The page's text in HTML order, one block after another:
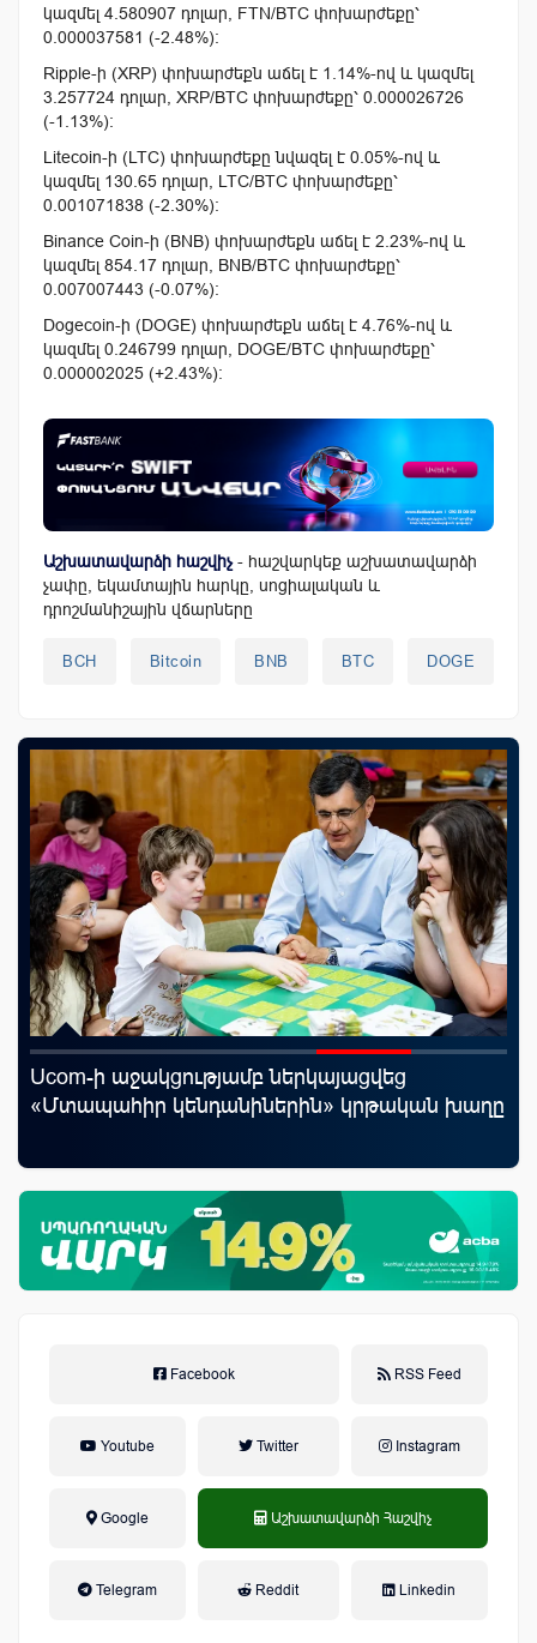
կազմել 4.580907 դոլար, FTN/BTC փոխարժեքը՝
0.000037581 (-2.48%):
Ripple-ի (XRP) փոխարժեքն աճել է 1.14%-ով և կազմել
3.257724 դոլար, XRP/BTC փոխարժեքը՝ 0.000026726
(-1.13%):
Litecoin-ի (LTC) փոխարժեքը նվազել է 0.05%-ով և
կազմել 130.65 դոլար, LTC/BTC փոխարժեքը՝
0.001071838 (-2.30%):
Binance Coin-ի (BNB) փոխարժեքն աճել է 2.23%-ով և
կազմել 854.17 դոլար, BNB/BTC փոխարժեքը՝
0.007007443 (-0.07%):
Dogecoin-ի (DOGE) փոխարժեքն աճել է 4.76%-ով և
կազմել 0.246799 դոլար, DOGE/BTC փոխարժեքը՝
0.000002025 (+2.43%):
Աշխատավարձի հաշվիչ - հաշվարկեք աշխատավարձի
չափը, եկամտային հարկը, սոցիալական և
դրոշմանիշային վճարները
BCH Bitcoin BNB BTC DOGE
Ucom-ի աջակցությամբ ներկայացվեց
«Մտապահիր կենդանիներին» կրթական խաղը
Facebook RSS Feed
Youtube Twitter Instagram
Google Աշխատավարձի Հաշվիչ
Telegram Reddit Linkedin